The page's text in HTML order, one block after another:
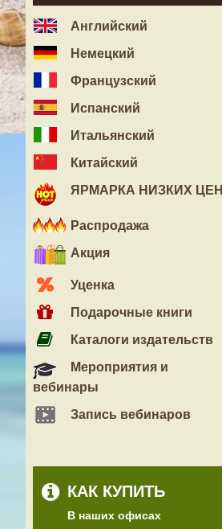
Английский
Немецкий
Французский
Испанский
Итальянский
Китайский
ЯРМАРКА НИЗКИХ ЦЕН
Распродажа
Акция
Уценка
Подарочные книги
Каталоги издательств
Мероприятия и
вебинары
Запись вебинаров
КАК КУПИТЬ
В наших офисах